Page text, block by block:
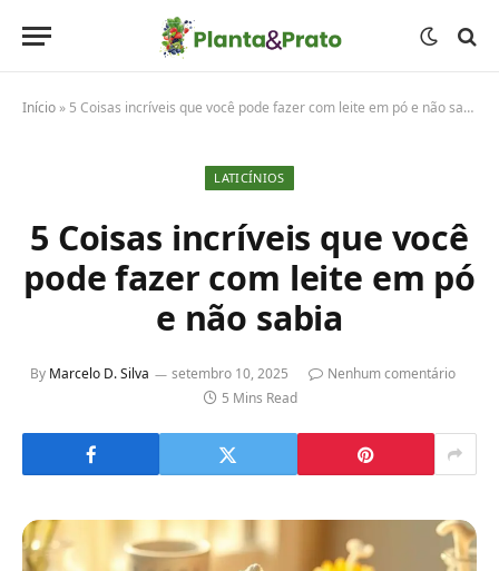
Início » 5 Coisas incríveis que você pode fazer com leite em pó e não sabia
LATICÍNIOS
5 Coisas incríveis que você
pode fazer com leite em pó
e não sabia
By Marcelo D. Silva setembro 10, 2025
Nenhum comentário
5 Mins Read